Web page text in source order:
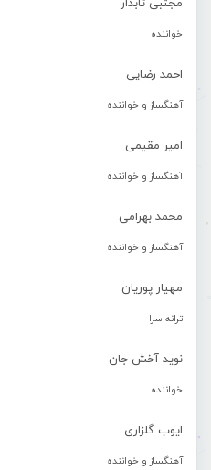
مجتبی تابدار
خواننده
احمد رضایی
آهنگساز و خواننده
امیر مقیمی
آهنگساز و خواننده
محمد بهرامی
آهنگساز و خواننده
مهیار پوریان
ترانه سرا
نوید آخش جان
خواننده
ایوب گلزاری
آهنگساز و خواننده